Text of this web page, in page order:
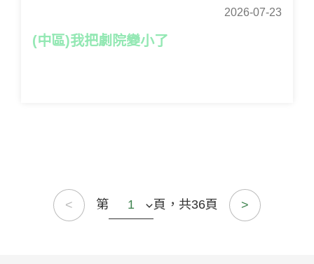
2026-07-23
(中區)我把劇院變小了
< 第 頁，共36頁 >